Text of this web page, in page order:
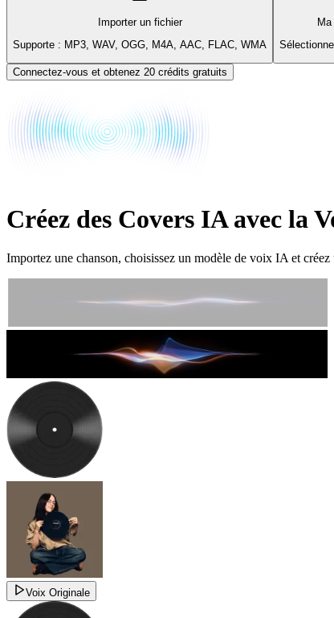
Importer un fichier
Supporte : MP3, WAV, OGG, M4A, AAC, FLAC, WMA
Connectez-vous et obtenez 20 crédits gratuits
Créez des Covers IA avec la
Importez une chanson, choisissez un modèle de voix IA et
Voix Originale